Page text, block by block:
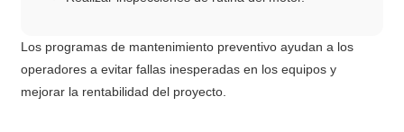
Los programas de mantenimiento preventivo ayudan a los
operadores a evitar fallas inesperadas en los equipos y
mejorar la rentabilidad del proyecto.